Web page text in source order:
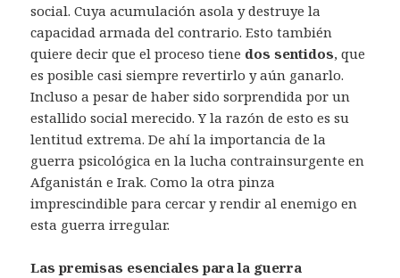
social. Cuya acumulación asola y destruye la
capacidad armada del contrario. Esto también
quiere decir que el proceso tiene dos sentidos, que
es posible casi siempre revertirlo y aún ganarlo.
Incluso a pesar de haber sido sorprendida por un
estallido social merecido. Y la razón de esto es su
lentitud extrema. De ahí la importancia de la
guerra psicológica en la lucha contrainsurgente en
Afganistán e Irak. Como la otra pinza
imprescindible para cercar y rendir al enemigo en
esta guerra irregular.
Las premisas esenciales para la guerra